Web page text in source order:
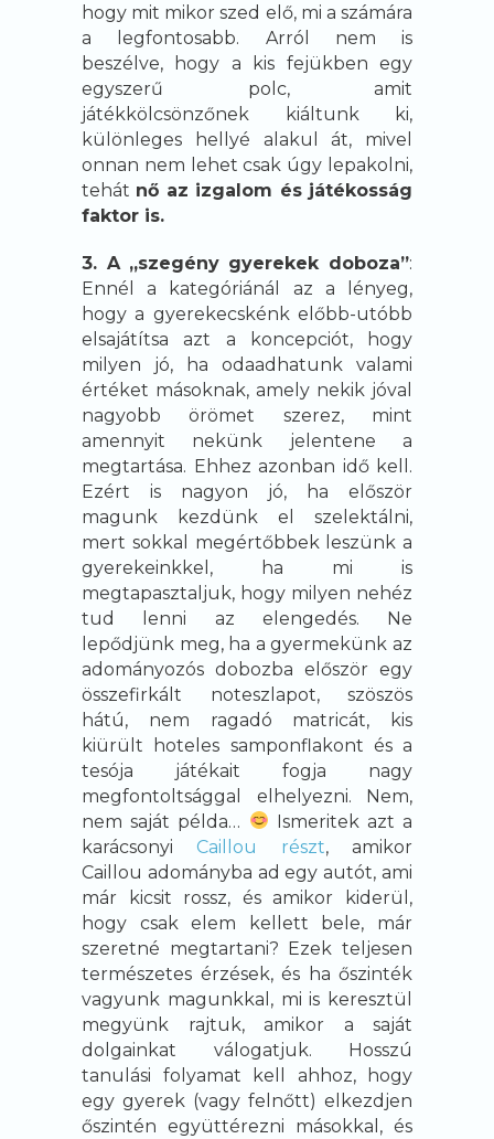
hogy mit mikor szed elő, mi a számára
a legfontosabb. Arról nem is
beszélve, hogy a kis fejükben egy
egyszerű polc, amit
játékkölcsönzőnek kiáltunk ki,
különleges hellyé alakul át, mivel
onnan nem lehet csak úgy lepakolni,
tehát nő az izgalom és játékosság
faktor is.
3. A „szegény gyerekek doboza”:
Ennél a kategóriánál az a lényeg,
hogy a gyerekecskénk előbb-utóbb
elsajátítsa azt a koncepciót, hogy
milyen jó, ha odaadhatunk valami
értéket másoknak, amely nekik jóval
nagyobb örömet szerez, mint
amennyit nekünk jelentene a
megtartása. Ehhez azonban idő kell.
Ezért is nagyon jó, ha először
magunk kezdünk el szelektálni,
mert sokkal megértőbbek leszünk a
gyerekeinkkel, ha mi is
megtapasztaljuk, hogy milyen nehéz
tud lenni az elengedés. Ne
lepődjünk meg, ha a gyermekünk az
adományozós dobozba először egy
összefirkált noteszlapot, szöszös
hátú, nem ragadó matricát, kis
kiürült hoteles samponflakont és a
tesója játékait fogja nagy
megfontoltsággal elhelyezni. Nem,
nem saját példa…
Ismeritek azt a
karácsonyi Caillou részt, amikor
Caillou adományba ad egy autót, ami
már kicsit rossz, és amikor kiderül,
hogy csak elem kellett bele, már
szeretné megtartani? Ezek teljesen
természetes érzések, és ha őszinték
vagyunk magunkkal, mi is keresztül
megyünk rajtuk, amikor a saját
dolgainkat válogatjuk. Hosszú
tanulási folyamat kell ahhoz, hogy
egy gyerek (vagy felnőtt) elkezdjen
őszintén együttérezni másokkal, és